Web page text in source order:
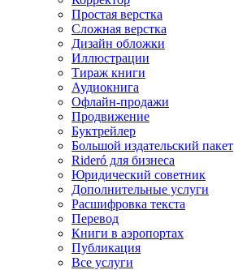
Простая верстка
Сложная верстка
Дизайн обложки
Иллюстрации
Тираж книги
Аудиокнига
Офлайн-продажи
Продвижение
Буктрейлер
Большой издательский пакет
Rideró для бизнеса
Юридический советник
Дополнительные услуги
Расшифровка текста
Перевод
Книги в аэропортах
Публикация
Все услуги